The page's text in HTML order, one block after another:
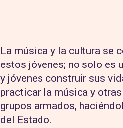
La música y la cultura se
estos jóvenes; no solo es
y jóvenes construir sus
practicar la música y
grupos armados,
del Estado.